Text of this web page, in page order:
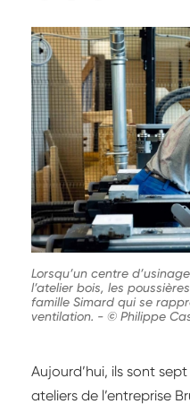
Lorsqu’un centre
l’atelier bois, les
famille Simard qui se
ventilation. - © Philippe
Aujourd’hui, ils sont
ateliers de l’entreprise